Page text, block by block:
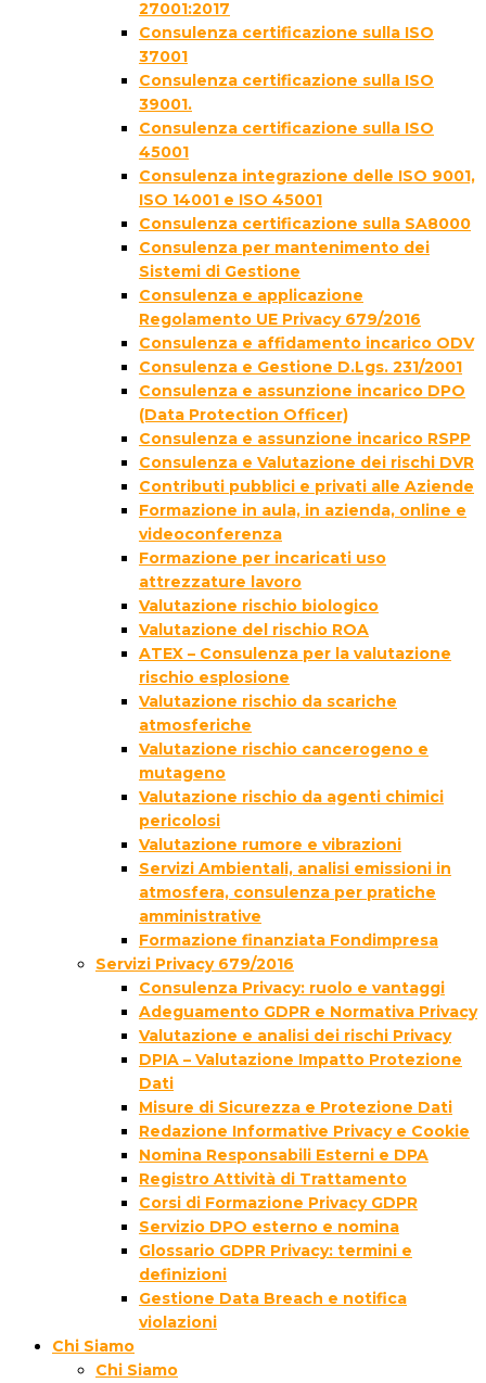
27001:2017
Consulenza certificazione sulla ISO
37001
Consulenza certificazione sulla ISO
39001.
Consulenza certificazione sulla ISO
45001
Consulenza integrazione delle ISO 9001,
ISO 14001 e ISO 45001
Consulenza certificazione sulla SA8000
Consulenza per mantenimento dei
Sistemi di Gestione
Consulenza e applicazione
Regolamento UE Privacy 679/2016
Consulenza e affidamento incarico ODV
Consulenza e Gestione D.Lgs. 231/2001
Consulenza e assunzione incarico DPO
(Data Protection Officer)
Consulenza e assunzione incarico RSPP
Consulenza e Valutazione dei rischi DVR
Contributi pubblici e privati alle Aziende
Formazione in aula, in azienda, online e
videoconferenza
Formazione per incaricati uso
attrezzature lavoro
Valutazione rischio biologico
Valutazione del rischio ROA
ATEX – Consulenza per la valutazione
rischio esplosione
Valutazione rischio da scariche
atmosferiche
Valutazione rischio cancerogeno e
mutageno
Valutazione rischio da agenti chimici
pericolosi
Valutazione rumore e vibrazioni
Servizi Ambientali, analisi emissioni in
atmosfera, consulenza per pratiche
amministrative
Formazione finanziata Fondimpresa
Servizi Privacy 679/2016
Consulenza Privacy: ruolo e vantaggi
Adeguamento GDPR e Normativa Privacy
Valutazione e analisi dei rischi Privacy
DPIA – Valutazione Impatto Protezione
Dati
Misure di Sicurezza e Protezione Dati
Redazione Informative Privacy e Cookie
Nomina Responsabili Esterni e DPA
Registro Attività di Trattamento
Corsi di Formazione Privacy GDPR
Servizio DPO esterno e nomina
Glossario GDPR Privacy: termini e
definizioni
Gestione Data Breach e notifica
violazioni
Chi Siamo
Chi Siamo